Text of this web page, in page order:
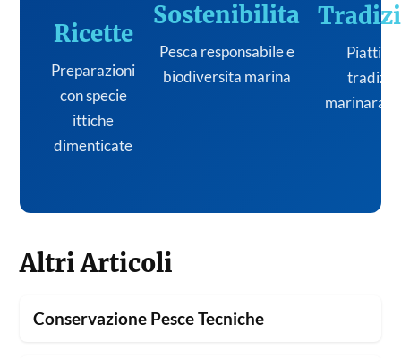
Ricette
Preparazioni
con specie
ittiche
dimenticate
Sostenibilita
Pesca responsabile e
biodiversita marina
Piatti
marinara
Altri Articoli
Conservazione Pesce Tecniche